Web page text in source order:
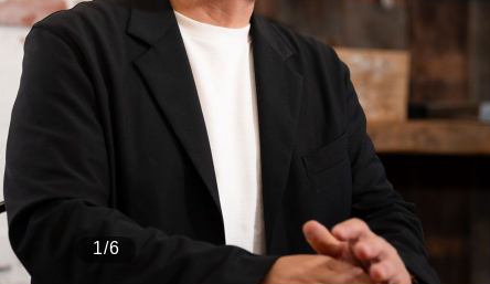
の国から』倉本聰氏（91...
もっと見る
もっと見る
1/6